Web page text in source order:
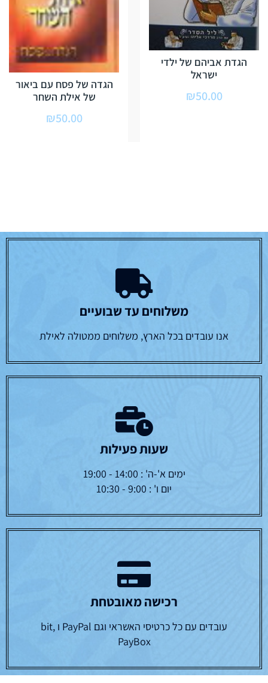
הגדת אביהם של ילדי
ישראל
₪50.00
הגדה של פסח עם ביאור
של אילת השחר
₪50.00
משלוחים עד שבועיים
אנו עובדים בכל הארץ, משלוחים ממטולה לאילת
שעות פעילות
ימים א'-ה' : 14:00 - 19:00
יום ו' : 9:00 - 10:30
רכישה מאובטחת
עובדים עם כל כרטיסי האשראי וגם PayPal ו bit,
PayBox